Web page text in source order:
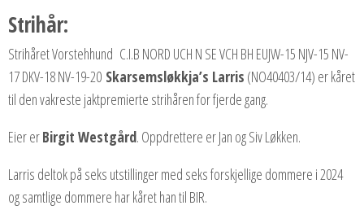
Strihår:
Strihåret Vorstehhund C.I.B NORD UCH N SE VCH BH EUJW-15 NJV-15 NV-
17 DKV-18 NV-19-20 Skarsemsløkkja’s Larris (NO40403/14) er kåret
til den vakreste jaktpremierte strihåren for fjerde gang.
Eier erBirgit Westgård. Oppdrettere er Jan og Siv Løkken.
Larris deltok på seks utstillinger med seks forskjellige dommere i 2024
og samtlige dommere har kåret han til BIR.